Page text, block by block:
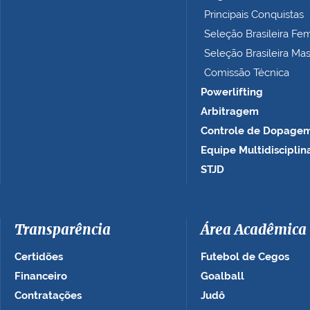
Principais Conquistas
Seleção Brasileira
Seleção Brasileira
Comissão Técnica
Powerlifting
Arbitragem
Controle de
Equipe
STJD
Transparência
Certidões
Financeiro
Contratações
Área Acadêmica
Futebol de Cegos
Goalball
Judô